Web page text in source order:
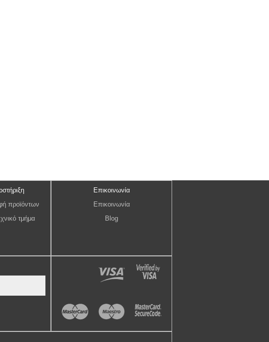
προϊόντων
τμήμα
Επικοινωνία
Επικοινωνία
Blog